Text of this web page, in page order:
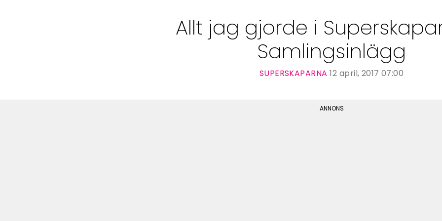
Allt jag gjorde i
Samlingsinlägg
SUPERSKAPARNA 12 april, 2017 07:00